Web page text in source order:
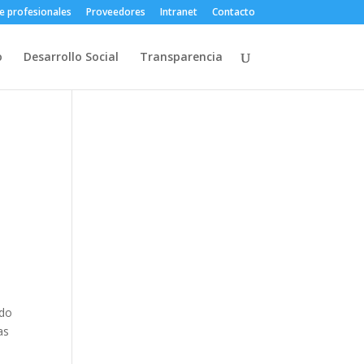
profesionales Proveedores Intranet Contacto
Desarrollo Social Transparencia